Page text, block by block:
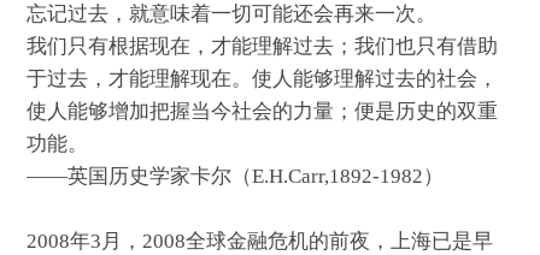
忘记过去，就意味着一切可能还会再来一次。
我们只有根据现在，才能理解过去；我们也只有借助
于过去，才能理解现在。使人能够理解过去的社会，
使人能够增加把握当今社会的力量；便是历史的双重
功能。
——英国历史学家卡尔（E.H.Carr,1892-1982）
2008年3月，2008全球金融危机的前夜，上海已是早